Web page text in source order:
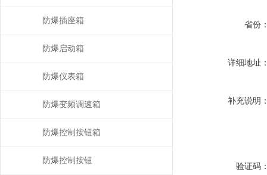
省份
详细地址
补充说明
验证码
防爆插座箱
防爆启动箱
防爆仪表箱
防爆变频调速箱
防爆控制按钮箱
防爆控制按钮